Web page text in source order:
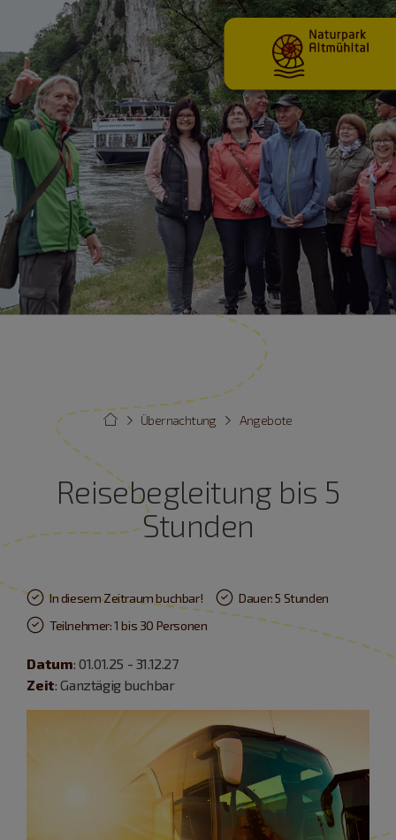
Angebote
Übernachtung
Reisebegleitung bis 5
Stunden
In diesem Zeitraum buchbar!
Dauer: 5 Stunden
Teilnehmer: 1 bis 30 Personen
Datum: 01.01.25 - 31.12.27
Zeit: Ganztägig buchbar